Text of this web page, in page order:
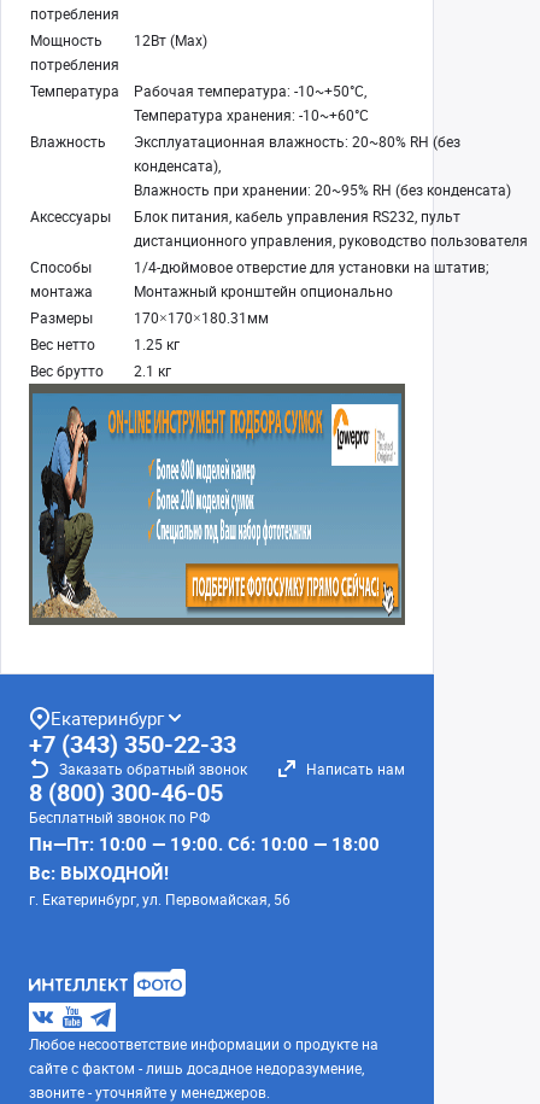
потребления
Мощность
потребления
12Вт (Max)
Температура
Рабочая температура: -10~+50°C,
Температура хранения: -10~+60°C
Влажность
Эксплуатационная влажность: 20~80% RH (без
конденсата),
Влажность при хранении: 20~95% RH (без конденсата)
Аксессуары
Блок питания, кабель управления RS232, пульт
дистанционного управления, руководство пользователя
Способы
монтажа
1/4-дюймовое отверстие для установки на штатив;
Монтажный кронштейн опционально
Размеры
170×170×180.31мм
Вес нетто
1.25 кг
Вес брутто
2.1 кг
Екатеринбург
+7 (343) 350-22-33
Заказать обратный звонок Написать нам
8 (800) 300-46-05
Бесплатный звонок по РФ
Пн—Пт: 10:00 — 19:00. Сб: 10:00 — 18:00
Вс: ВЫХОДНОЙ!
г. Екатеринбург, ул. Первомайская, 56
Любое несоответствие информации о продукте на
сайте с фактом - лишь досадное недоразумение,
звоните - уточняйте у менеджеров.